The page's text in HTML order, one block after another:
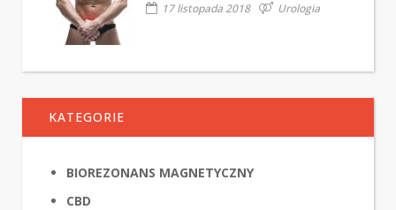
17 listopada 2018 Urologia
KATEGORIE
BIOREZONANS MAGNETYCZNY
CBD